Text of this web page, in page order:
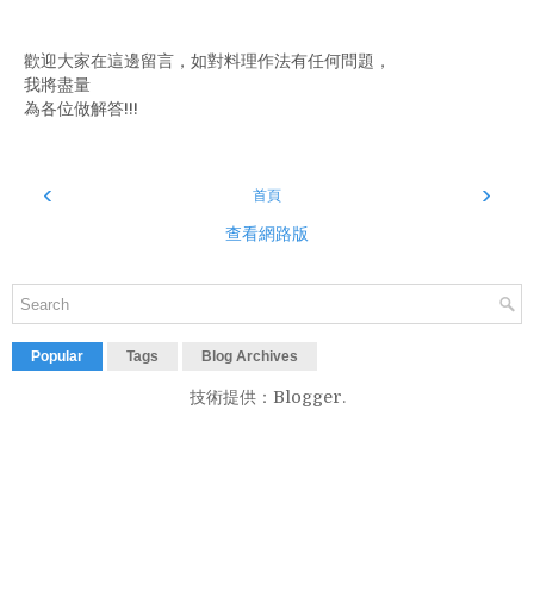
歡迎大家在這邊留言，如對料理作法有任何問題，
我將盡量
為各位做解答!!!
‹ ›
首頁
查看網路版
Popular Tags Blog Archives
技術提供： Blogger.